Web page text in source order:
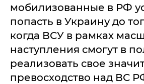
мобилизованные в РФ
попасть в Украину до
когда ВСУ в рамках
наступления смогут в
реализовать свое
превосходство над ВС